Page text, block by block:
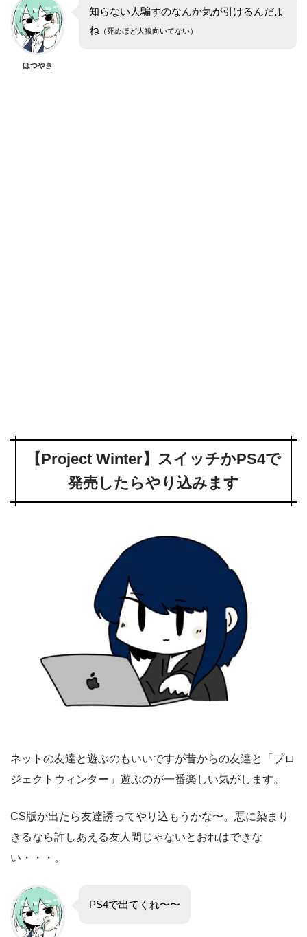
ほつやき
知らない人騙すのなんか気が引けるんだよ
ね （死ぬほど人狼向いてない）
【Project Winter】スイッチかPS4で
発売したらやり込みます
ネットの友達と遊ぶのもいいですが昔からの友達と「プロ
ジェクトウィンター」遊ぶのが一番楽しい気がします。
CS版が出たら友達誘ってやり込もうかな〜。悪に染まり
きるなら許しあえる友人間じゃないとおれはできな
い・・・。
PS4で出てくれ〜〜